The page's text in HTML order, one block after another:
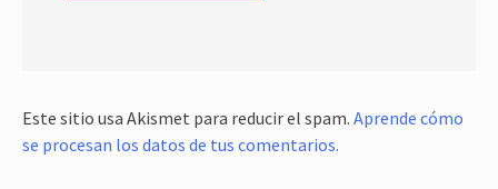
Este sitio usa Akismet para reducir el spam. Aprende cómo
se procesan los datos de tus comentarios.